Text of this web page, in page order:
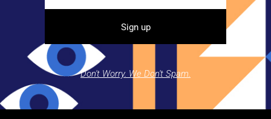
Don't Worry. We Don't Spam.